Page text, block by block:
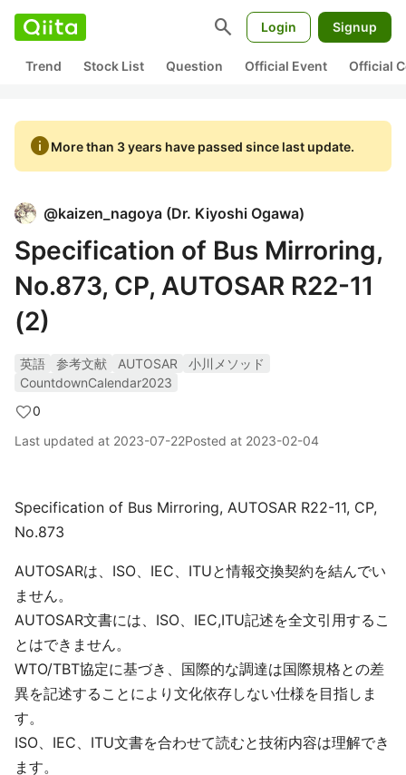
search Login Signup
Trend Stock List Question Official Event Official
infoMore than 3 years have passed since last update.
@kaizen_nagoya (Dr. Kiyoshi Ogawa)
Specification of Bus Mirroring,
No.873, CP, AUTOSAR R22-11
(2)
英語 参考文献 AUTOSAR
小川メソッド
CountdownCalendar2023
0
Last updated at 2023-07-22Posted at 2023-02-04
Specification of Bus Mirroring, AUTOSAR R22-11, CP,
No.873
AUTOSARは、ISO、IEC、ITUと情報交換契約を結んでい
ません。
AUTOSAR文書には、ISO、IEC,ITU記述を全文引用するこ
とはできません。
WTO/TBT協定に基づき、国際的な調達は国際規格との差
異を記述することにより文化依存しない仕様を目指しま
す。
ISO、IEC、ITU文書を合わせて読むと技術内容は理解でき
ます。